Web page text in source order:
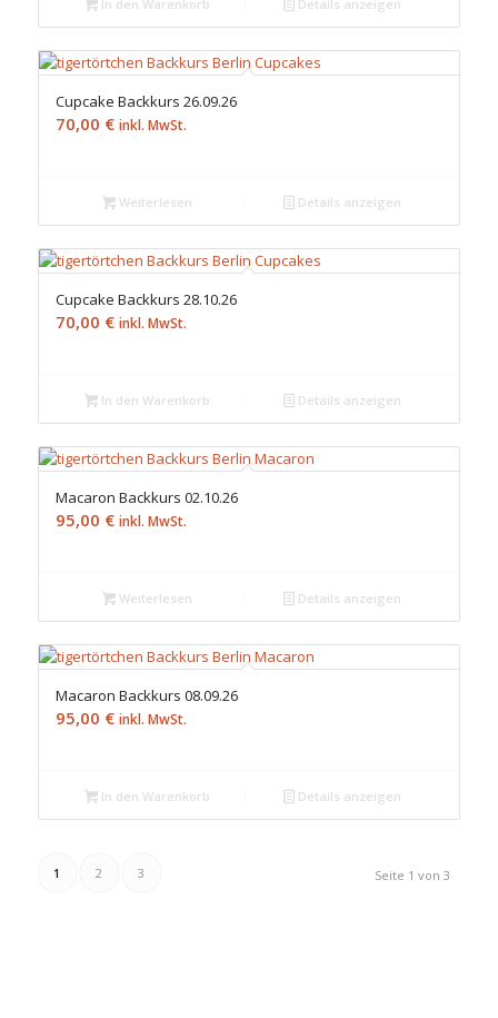
In den Warenkorb Details anzeigen
Cupcake Backkurs 26.09.26
70,00 € inkl. MwSt.
Weiterlesen Details anzeigen
Cupcake Backkurs 28.10.26
70,00 € inkl. MwSt.
In den Warenkorb Details anzeigen
Macaron Backkurs 02.10.26
95,00 € inkl. MwSt.
Weiterlesen Details anzeigen
Macaron Backkurs 08.09.26
95,00 € inkl. MwSt.
In den Warenkorb Details anzeigen
Seite 1 von 3
1 2 3